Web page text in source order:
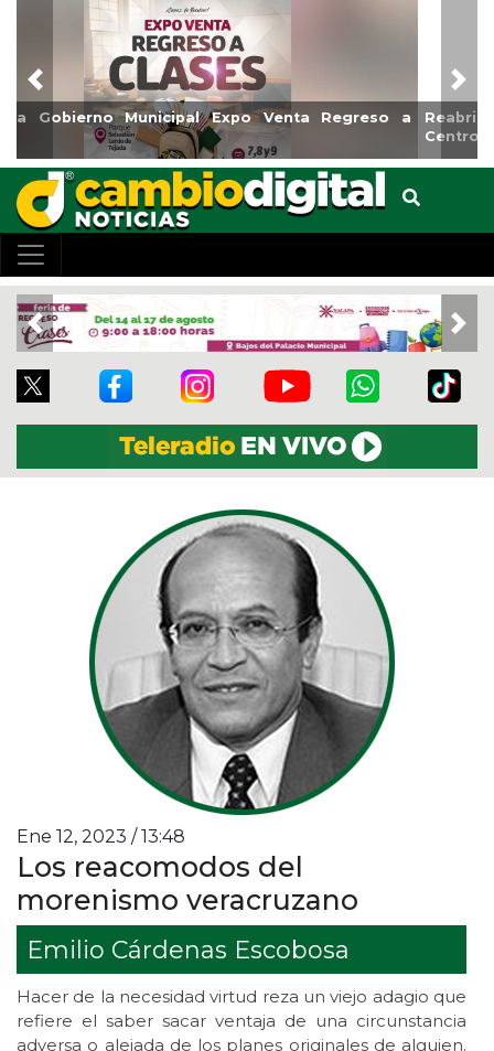
Reabrirá Coatzacoalcos la Alberca Semiolímpica Zona
Previous
Previous
Ene 12, 2023 / 13:48
Los reacomodos del
morenismo veracruzano
Emilio Cárdenas Escobosa
Hacer de la necesidad virtud reza un viejo adagio que
refiere el saber sacar ventaja de una circunstancia
adversa o alejada de los planes originales de alguien.